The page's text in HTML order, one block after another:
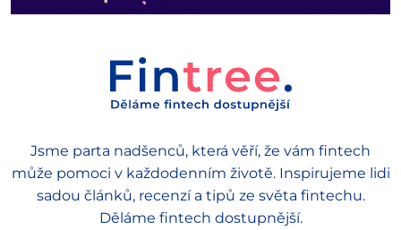
Jsme parta nadšenců, která věří, že vám fintech
může pomoci v každodenním životě. Inspirujeme lidi
sadou článků, recenzí a tipů ze světa fintechu.
Děláme fintech dostupnější.